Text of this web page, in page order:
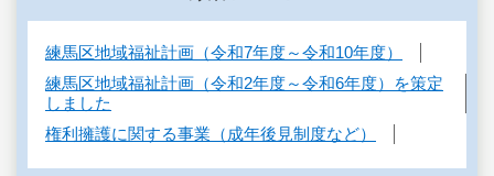
練馬区地域福祉計画（令和7年度～令和10年度）
練馬区地域福祉計画（令和2年度～令和6年度）を策定
しました
権利擁護に関する事業（成年後見制度など）